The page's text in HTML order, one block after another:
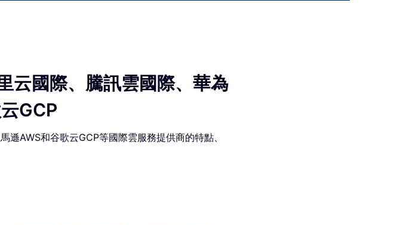
云國際、騰訊雲國際、華為
GCP
AWS和谷歌云GCP等國際雲服務提供商的特點、